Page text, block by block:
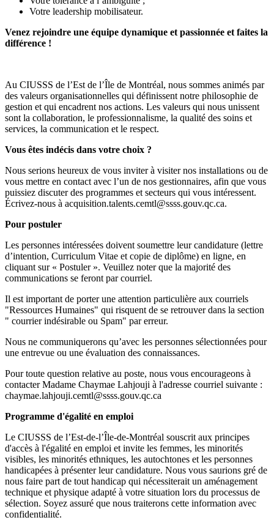
Votre leadership mobilisateur.
Venez rejoindre une équipe dynamique et passionnée et faites la
différence !
Au CIUSSS de l’Est de l’Île de Montréal, nous sommes animés par
des valeurs organisationnelles qui définissent notre philosophie de
gestion et qui encadrent nos actions. Les valeurs qui nous unissent
sont la collaboration, le professionnalisme, la qualité des soins et
services, la communication et le respect.
Vous êtes indécis dans votre choix ?
Nous serions heureux de vous inviter à visiter nos installations ou de
vous mettre en contact avec l’un de nos gestionnaires, afin que vous
puissiez discuter des programmes et secteurs qui vous intéressent.
Écrivez-nous à acquisition.talents.cemtl@ssss.gouv.qc.ca.
Pour postuler
Les personnes intéressées doivent soumettre leur candidature (lettre
d’intention, Curriculum Vitae et copie de diplôme) en ligne, en
cliquant sur « Postuler ». Veuillez noter que la majorité des
communications se feront par courriel.
Il est important de porter une attention particulière aux courriels
"Ressources Humaines" qui risquent de se retrouver dans la section
" courrier indésirable ou Spam" par erreur.
Nous ne communiquerons qu’avec les personnes sélectionnées pour
une entrevue ou une évaluation des connaissances.
Pour toute question relative au poste, nous vous encourageons à
contacter Madame Chaymae Lahjouji à l'adresse courriel suivante :
chaymae.lahjouji.cemtl@ssss.gouv.qc.ca
Programme d'égalité en emploi
Le CIUSSS de l’Est-de-l’Île-de-Montréal souscrit aux principes
d'accès à l'égalité en emploi et invite les femmes, les minorités
visibles, les minorités ethniques, les autochtones et les personnes
handicapées à présenter leur candidature. Nous vous saurions gré de
nous faire part de tout handicap qui nécessiterait un aménagement
technique et physique adapté à votre situation lors du processus de
sélection. Soyez assuré que nous traiterons cette information avec
confidentialité.